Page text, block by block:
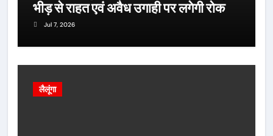
भीड़ से राहत एवं अवैध उगाही पर लगेगी रोक
Jul 7, 2026
लैलूंगा